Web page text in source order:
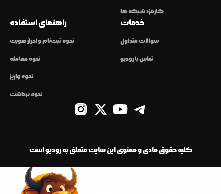
کارمزد شبکه ها
راهنمای استفاده
نحوه ثبت‌نام و احراز هویت
نحوه معامله
نحوه واریز
نحوه برداشت
خدمات
سوالات متداول
تماس با رودیو
کلیه حقوق مادی و معنوی این سایت متعلق به رودیو است